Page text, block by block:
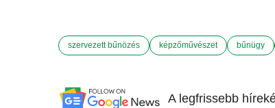
szervezett bűnözés képzőművészet bűnügy
A legfrissebb